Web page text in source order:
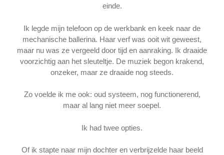
einde.
Ik legde mijn telefoon op de werkbank en keek naar de
mechanische ballerina. Haar verf was ooit wit geweest,
maar nu was ze vergeeld door tijd en aanraking. Ik draaide
voorzichtig aan het sleuteltje. De muziek begon krakend,
onzeker, maar ze draaide nog steeds.
Zo voelde ik me ook: oud systeem, nog functionerend,
maar al lang niet meer soepel.
Ik had twee opties.
Of ik stapte naar mijn dochter en verbrijzelde haar beeld